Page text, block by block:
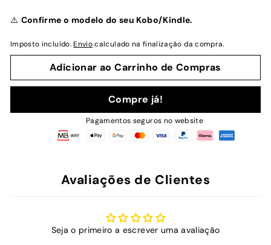
⚠️ Confirme o modelo do seu Kobo/Kindle.
Imposto incluído.Enviocalculado na finalização da compra.
Adicionar ao Carrinho de Compras
Compre já!
Pagamentos seguros no website
Avaliações de Clientes
Seja o primeiro a escrever uma avaliação